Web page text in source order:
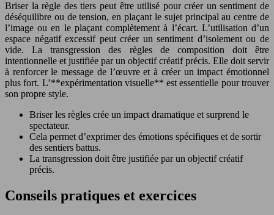
Briser la règle des tiers peut être utilisé pour créer un sentiment de
déséquilibre ou de tension, en plaçant le sujet principal au centre de
l’image ou en le plaçant complètement à l’écart. L’utilisation d’un
espace négatif excessif peut créer un sentiment d’isolement ou de
vide. La transgression des règles de composition doit être
intentionnelle et justifiée par un objectif créatif précis. Elle doit servir
à renforcer le message de l’œuvre et à créer un impact émotionnel
plus fort. L’**expérimentation visuelle** est essentielle pour trouver
son propre style.
Briser les règles crée un impact dramatique et surprend le
spectateur.
Cela permet d’exprimer des émotions spécifiques et de sortir
des sentiers battus.
La transgression doit être justifiée par un objectif créatif
précis.
Conseils pratiques et exercices